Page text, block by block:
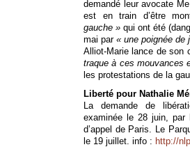
demandé leur avocate
est en train d’être
gauche » qui ont été
mai par « une poignée de
Alliot-Marie lance de
traque à ces mouvances
les protestations de la
Liberté pour Nathalie
La demande de
examinée le 28 juin, par
d’appel de Paris. Le
le 19 juillet. info : http://